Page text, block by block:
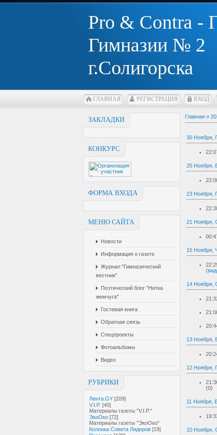
Pro & Contra -
Гимназии № 2
г.Солигорска
ГЛАВНАЯ РЕГИСТРАЦИЯ ВХОД
ЗАКЛАДКИ
КОНКУРС
ФОРМА ВХОДА
МЕНЮ САЙТА
Новости
Информация о газете
Журнал "Гимназический
вестник"
Поэтический блог "Нитка
жемчуга"
Гостевая книга
Обратная связь
Спецпроекты
Фотоальбомы
Видео
РУБРИКИ
Лента.GY [209]
V.I.P. [40]
Материалы газеты "V.I.P."
ЭкоОко [72]
Материалы газеты "ЭкоОко"
Колонка Совета Лидеров [19]
Главная »
30 Ноября,
25 Ноября,
23 Ноября,
21 Ноября,
15 Ноября,
14 Ноября,
13 Ноября,
12 Ноября,
(0)
11 Ноября,
10 Ноября,